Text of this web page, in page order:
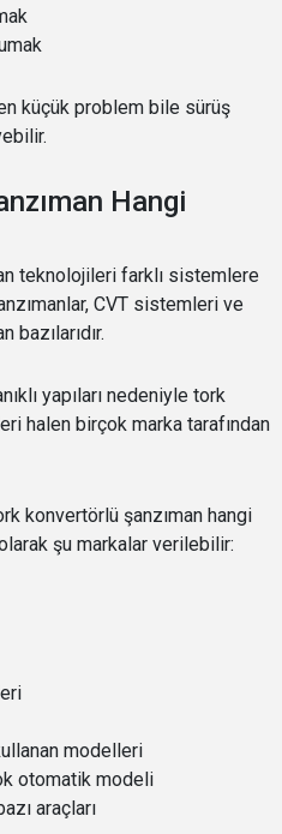
küçük problem bile sürüş
Hangi
teknolojileri farklı sistemlere
CVT sistemleri ve
bazılarıdır.
yapıları nedeniyle tork
halen birçok marka tarafından
konvertörlü şanzıman hangi
şu markalar verilebilir:
modelleri
otomatik modeli
araçları